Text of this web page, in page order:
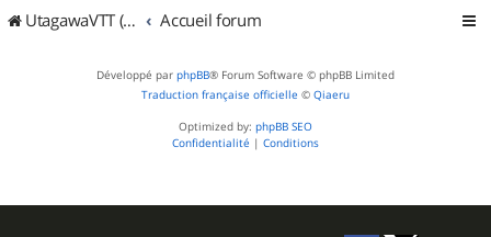
UtagawaVTT (Randos VTT et VTTAE avec traces GPS) Accueil forum
Développé par phpBB® Forum Software © phpBB Limited
Traduction française officielle © Qiaeru
Optimized by: phpBB SEO
Confidentialité | Conditions